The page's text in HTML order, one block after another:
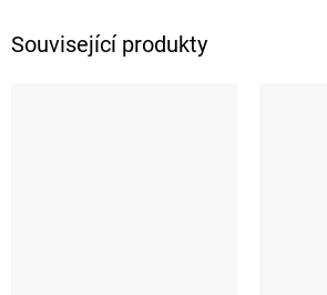
Související produkty